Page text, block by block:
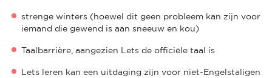
strenge winters (hoewel dit geen probleem kan zijn voor
iemand die gewend is aan sneeuw en kou)
Taalbarrière, aangezien Lets de officiële taal is
Lets leren kan een uitdaging zijn voor niet-Engelstaligen